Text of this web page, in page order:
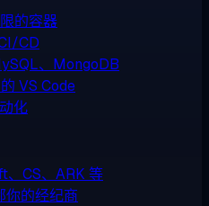
的容器
CD
、MongoDB
VS Code
化
、CS、ARK 等
你的经纪商